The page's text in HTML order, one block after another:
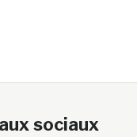
sociaux